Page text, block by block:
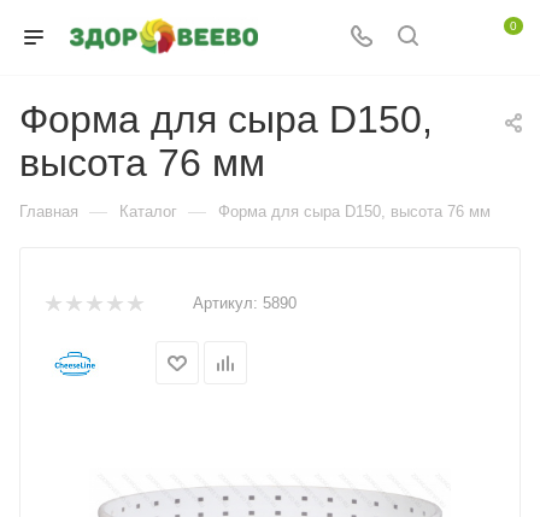
0
Форма для сыра D150,
высота 76 мм
Главная — Каталог — Форма для сыра D150, высота 76 мм
Артикул: 5890